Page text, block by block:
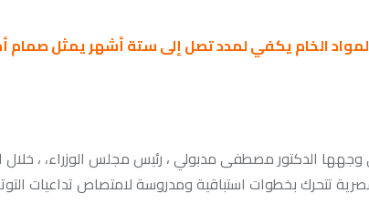
الخام يكفي لمدد تصل إلى ستة أشهر يمثل صمام
وجهها الدكتور مصطفى مدبولي ، رئيس مجلس الوزراء، ، خلال
تتحرك بخطوات استباقية ومدروسة لامتصاص تداعيات